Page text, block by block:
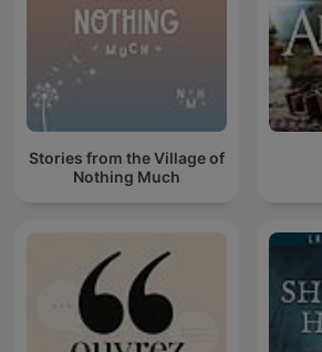
Stories from the Village of
Nothing Much